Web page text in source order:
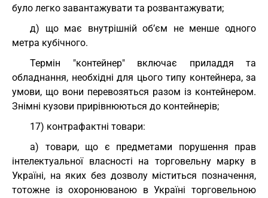
було легко завантажувати та розвантажувати;
д) що має внутрішній об’єм не менше одного
метра кубічного.
Термін "контейнер" включає приладдя та
обладнання, необхідні для цього типу контейнера, за
умови, що вони перевозяться разом із контейнером.
Знімні кузови прирівнюються до контейнерів;
17) контрафактні товари:
а) товари, що є предметами порушення прав
інтелектуальної власності на торговельну марку в
Україні, на яких без дозволу міститься позначення,
тотожне із охоронюваною в Україні торговельною